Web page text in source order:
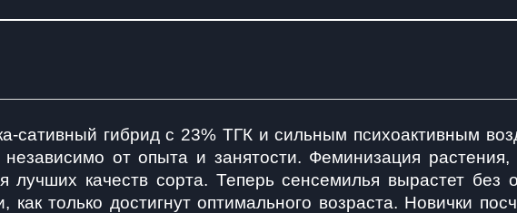
сативный гибрид с 23% ТГК и сильным психоактивным
от опыта и занятости. Феминизация растения,
лучших качеств сорта. Теперь сенсемилья вырастет без
как только достигнут оптимального возраста. Новички